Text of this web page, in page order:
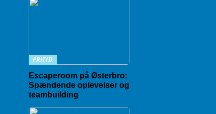
FRITID
Escaperoom på Østerbro:
Spændende oplevelser og
teambuilding